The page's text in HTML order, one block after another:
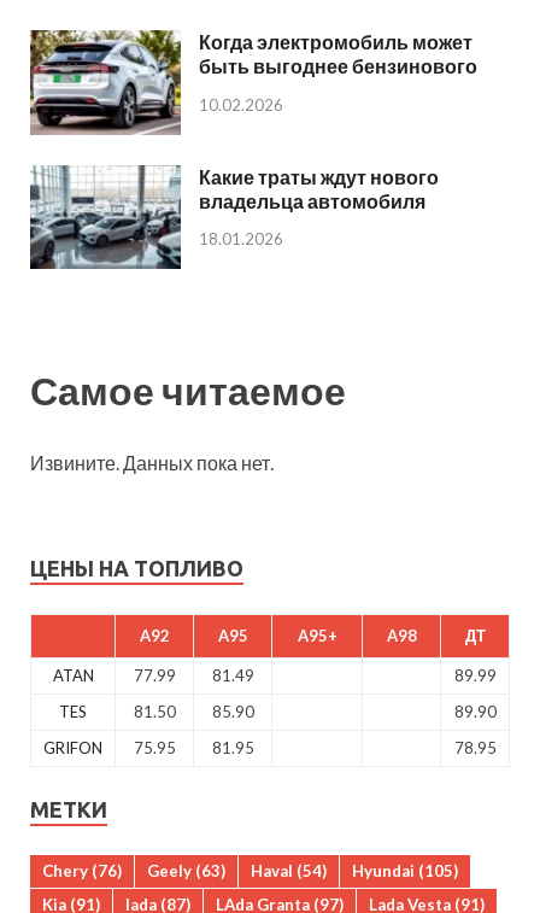
Когда электромобиль может
быть выгоднее бензинового
10.02.2026
Какие траты ждут нового
владельца автомобиля
18.01.2026
Самое читаемое
Извините. Данных пока нет.
ЦЕНЫ НА ТОПЛИВО
A92 A95 A95+ A98 ДТ
ATAN 77.99 81.49
89.99
TES
81.50 85.90
89.90
GRIFON
75.95 81.95 78.95
МЕТКИ
Chery (76) Geely (63) Haval (54) Hyundai (105)
Kia (91) lada (87) LAda Granta (97) Lada Vesta (91)